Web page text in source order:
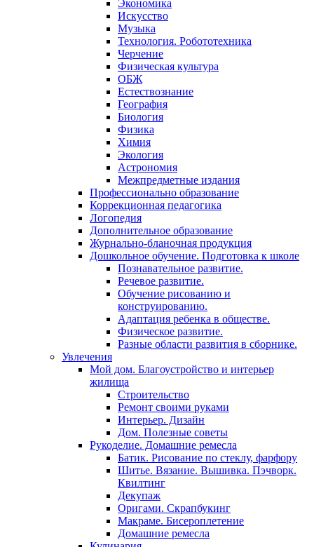
Экономика
Искусство
Музыка
Технология. Робототехника
Черчение
Физическая культура
ОБЖ
Естествознание
География
Биология
Физика
Химия
Экология
Астрономия
Межпредметные издания
Профессионально образование
Коррекционная педагогика
Логопедия
Дополнительное образование
Журнально-бланочная продукция
Дошкольное обучение. Подготовка к школе
Познавательное развитие.
Речевое развитие.
Обучение рисованию и
конструированию.
Адаптация ребенка в обществе.
Физическое развитие.
Разные области развития в сборнике.
Увлечения
Мой дом. Благоустройство и интерьер
жилища
Строительство
Ремонт своими руками
Интерьер. Дизайн
Дом. Полезные советы
Рукоделие. Домашние ремесла
Батик. Рисование по стеклу, фарфору
Шитье. Вязание. Вышивка. Пэчворк.
Квилтинг
Декупаж
Оригами. Скрапбукинг
Макраме. Бисероплетение
Домашние ремесла